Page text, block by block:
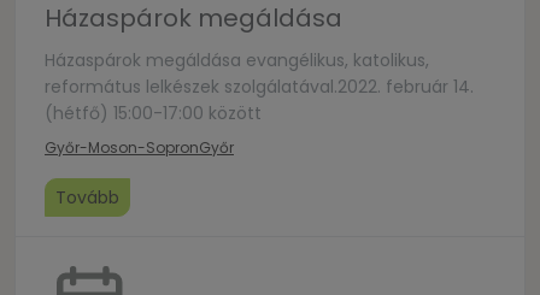
Házaspárok megáldása
Házaspárok megáldása evangélikus, katolikus,
református lelkészek szolgálatával.2022. február 14.
(hétfő) 15:00-17:00 között
Győr-Moson-SopronGyőr
Tovább